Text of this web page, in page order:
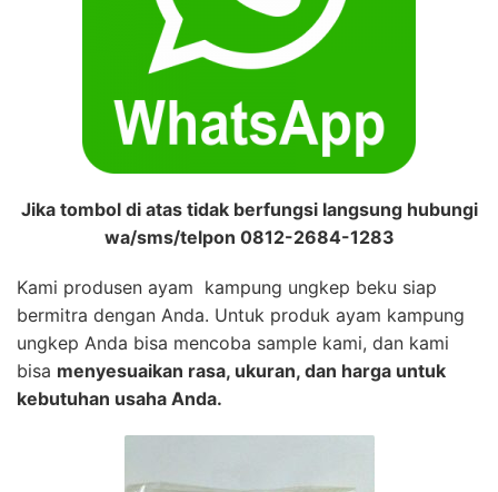
Jika tombol di atas tidak berfungsi langsung hubungi
wa/sms/telpon 0812-2684-1283
Kami produsen ayam kampung ungkep beku siap
bermitra dengan Anda. Untuk produk ayam kampung
ungkep Anda bisa mencoba sample kami, dan kami
bisa menyesuaikan rasa, ukuran, dan harga untuk
kebutuhan usaha Anda.